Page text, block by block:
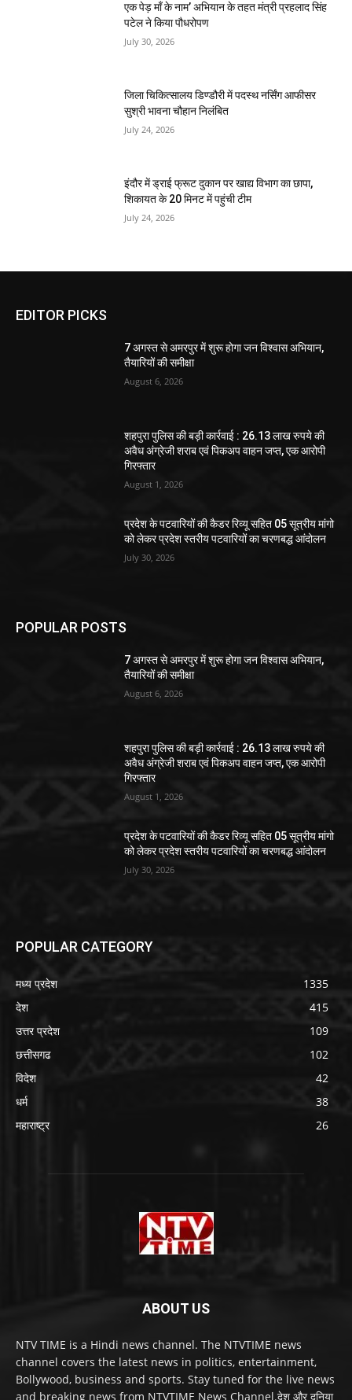
एक पेड़ माँ के नाम’ अभियान के तहत मंत्री प्रहलाद सिंह
पटेल ने किया पौधरोपण
July 30, 2026
जिला चिकित्सालय डिण्डौरी में पदस्थ नर्सिंग आफीसर
सुश्री भावना चौहान निलंबित
July 24, 2026
इंदौर में ड्राई फ्रूट दुकान पर खाद्य विभाग का छापा,
शिकायत के 20 मिनट में पहुंची टीम
July 24, 2026
EDITOR PICKS
7 अगस्त से अमरपुर में शुरू होगा जन विश्वास अभियान,
तैयारियों की समीक्षा
August 6, 2026
शहपुरा पुलिस की बड़ी कार्रवाई : 26.13 लाख रुपये की
अवैध अंग्रेजी शराब एवं पिकअप वाहन जप्त, एक आरोपी
गिरफ्तार
August 1, 2026
प्रदेश के पटवारियों की कैडर रिव्यू सहित 05 सूत्रीय मांगो
को लेकर प्रदेश स्तरीय पटवारियों का चरणबद्ध आंदोलन
July 30, 2026
POPULAR POSTS
7 अगस्त से अमरपुर में शुरू होगा जन विश्वास अभियान,
तैयारियों की समीक्षा
August 6, 2026
शहपुरा पुलिस की बड़ी कार्रवाई : 26.13 लाख रुपये की
अवैध अंग्रेजी शराब एवं पिकअप वाहन जप्त, एक आरोपी
गिरफ्तार
August 1, 2026
प्रदेश के पटवारियों की कैडर रिव्यू सहित 05 सूत्रीय मांगो
को लेकर प्रदेश स्तरीय पटवारियों का चरणबद्ध आंदोलन
July 30, 2026
POPULAR CATEGORY
मध्य प्रदेश
1335
देश
415
उत्तर प्रदेश
109
छत्तीसगढ
102
विदेश
42
धर्म
38
महाराष्ट्र
26
ABOUT US
NTV TIME is a Hindi news channel. The NTVTIME news
channel covers the latest news in politics, entertainment,
Bollywood, business and sports. Stay tuned for the live news
and breaking news from NTVTIME News Channel.देश और दुनिया